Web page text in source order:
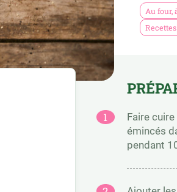
Au four,
Faire
émincés
pendant